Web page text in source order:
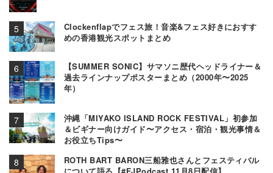
Clockenflapでフェス旅！音楽&フェス好きにおすす
めの香港観光スポットまとめ
【SUMMER SONIC】サマソニ歴代ヘッドライナー＆
過去ラインナップポスターまとめ（2000年〜2025
年）
沖縄「MIYAKO ISLAND ROCK FESTIVAL」初参加
＆ビギナー向けガイド〜アクセス・宿泊・観光事情＆
お役立ちTips〜
ROTH BART BARON三船雅也さんとフェスティバル